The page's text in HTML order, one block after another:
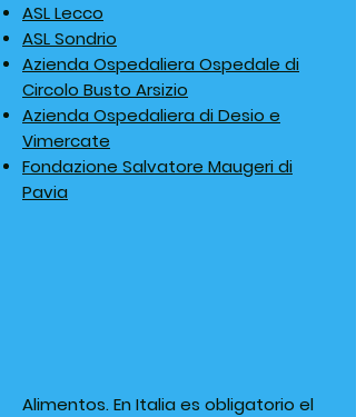
ASL Lecco
ASL Sondrio
Azienda Ospedaliera Ospedale di
Circolo Busto Arsizio
Azienda Ospedaliera di Desio e
Vimercate
Fondazione Salvatore Maugeri di
Pavia
Alimentos. En Italia es obligatorio el